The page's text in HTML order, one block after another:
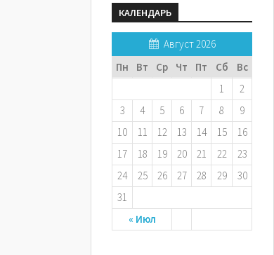
КАЛЕНДАРЬ
Август 2026
Пн
Вт Ср Чт Пт Сб Вс
« Июл
1
2
3
4 5 6 7 8
9
10
11 12 13 14 15
16
17
18 19 20 21 22
23
24
25 26 27 28 29
30
31